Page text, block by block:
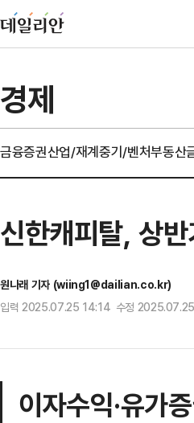
경제
금융증권산업/재계중기/벤처부동산
신한캐피탈, 상
원나래 기자 (wiing1@dailian.co.kr)
입력 2025.07.25 14:14 수정
이자수익·유가